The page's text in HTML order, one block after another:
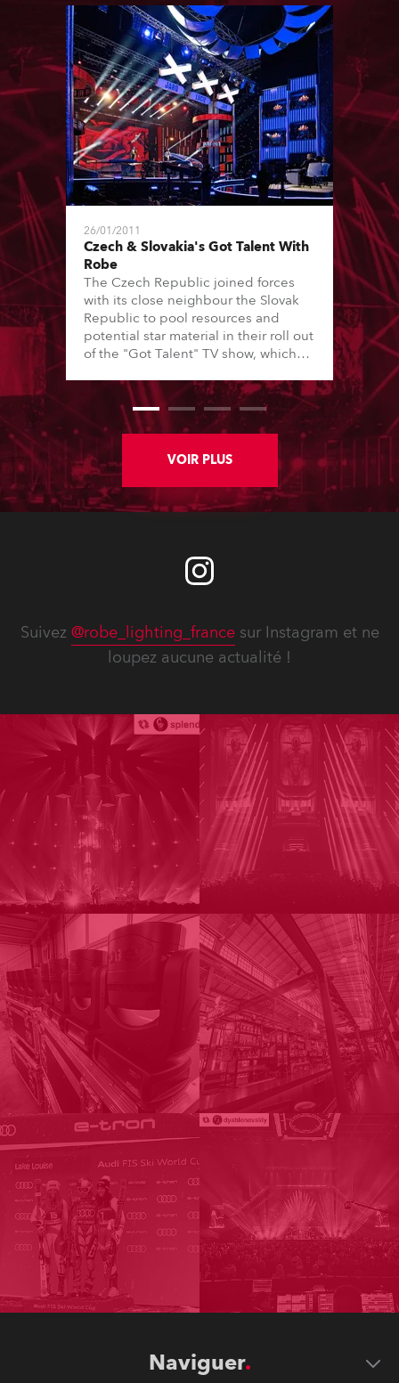
26/01/2011
Czech & Slovakia's Got Talent With
Robe
The Czech Republic joined forces
with its close neighbour the Slovak
Republic to pool resources and
potential star material in their roll out
of the "Got Talent" TV show, which
Brno Exhibition Centre, CZ, and lit by
Slovakia's top lighting designer,
Martin Kubanka.
VOIR PLUS
Suivez @robe_lighting_francesur Instagram et ne
loupez aucune actualité !
Naviguer